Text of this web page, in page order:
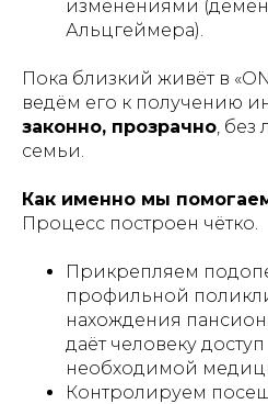
изменениями
Альцгеймера).
Пока близкий живёт в
ведём его к получению
законно, прозрачно ,
семьи.
Как именно мы
Процесс построен чётко.
Прикрепляем
профильной
нахождения
даёт человеку
необходимой
Контролируем